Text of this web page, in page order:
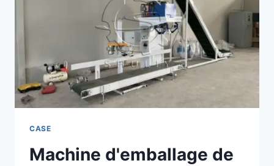
CHARBON
NARGUILÉ
SHULIY
CASE
Machine d'emballage de